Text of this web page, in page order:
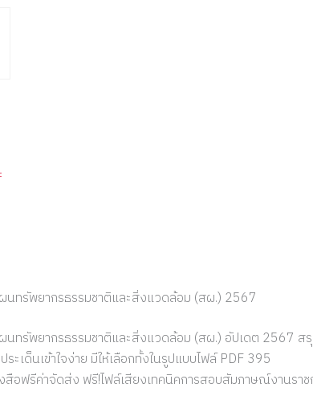
ทรัพยากรธรรมชาติและสิ่งแวดล้อม (สผ.) 2567
ทรัพยากรธรรมชาติและสิ่งแวดล้อม (สผ.) อัปเดต 2567 ส
เด็นเข้าใจง่าย มีให้เลือกทั้งในรูปแบบไฟล์ PDF 395
สือฟรีค่าจัดส่ง ฟรี!ไฟล์เสียงเทคนิคการสอบสัมภาษณ์งานราช